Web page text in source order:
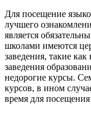
Для посещение
лучшего
является
школами имеются
заведения, такие
заведения
недорогие курсы.
курсов, в ином
время для